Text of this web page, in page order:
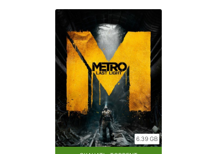
6.39 GB